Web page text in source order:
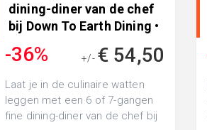
dining-diner van de chef
bij Down To Earth Dining •
-36% +/- € 54,50
Laat je in de culinaire watten
leggen met een 6 of 7-gangen
fine dining-diner van de chef bij